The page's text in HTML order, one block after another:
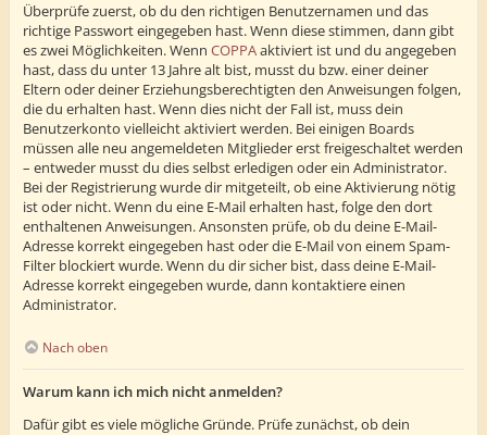
Überprüfe zuerst, ob du den richtigen Benutzernamen und das
richtige Passwort eingegeben hast. Wenn diese stimmen, dann gibt
es zwei Möglichkeiten. Wenn COPPAaktiviert ist und du angegeben
hast, dass du unter 13 Jahre alt bist, musst du bzw. einer deiner
Eltern oder deiner Erziehungsberechtigten den Anweisungen folgen,
die du erhalten hast. Wenn dies nicht der Fall ist, muss dein
Benutzerkonto vielleicht aktiviert werden. Bei einigen Boards
müssen alle neu angemeldeten Mitglieder erst freigeschaltet werden
– entweder musst du dies selbst erledigen oder ein Administrator.
Bei der Registrierung wurde dir mitgeteilt, ob eine Aktivierung nötig
ist oder nicht. Wenn du eine E-Mail erhalten hast, folge den dort
enthaltenen Anweisungen. Ansonsten prüfe, ob du deine E-Mail-
Adresse korrekt eingegeben hast oder die E-Mail von einem Spam-
Filter blockiert wurde. Wenn du dir sicher bist, dass deine E-Mail-
Adresse korrekt eingegeben wurde, dann kontaktiere einen
Administrator.
Nach oben
Warum kann ich mich nicht anmelden?
Dafür gibt es viele mögliche Gründe. Prüfe zunächst, ob dein